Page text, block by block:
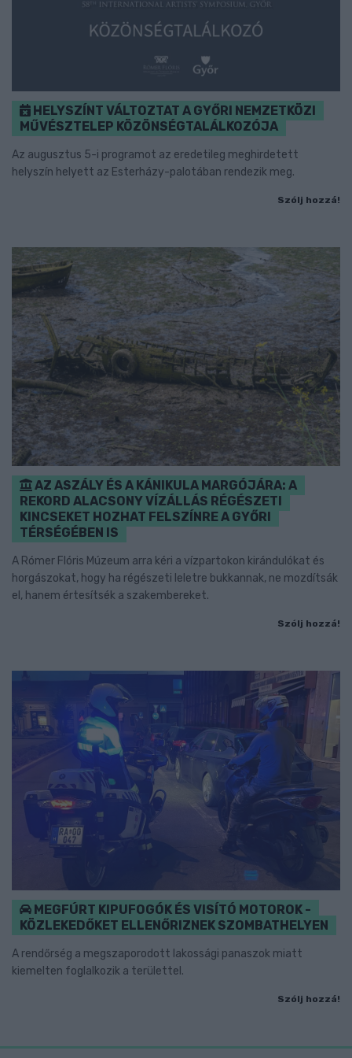
HELYSZÍNT VÁLTOZTAT A GYŐRI NEMZETKÖZI
MŰVÉSZTELEP KÖZÖNSÉGTALÁLKOZÓJA
Az augusztus 5-i programot az eredetileg meghirdetett
helyszín helyett az Esterházy-palotában rendezik meg.
Szólj hozzá!
AZ ASZÁLY ÉS A KÁNIKULA MARGÓJÁRA: A
REKORD ALACSONY VÍZÁLLÁS RÉGÉSZETI
KINCSEKET HOZHAT FELSZÍNRE A GYŐRI
TÉRSÉGÉBEN IS
A Rómer Flóris Múzeum arra kéri a vízpartokon kirándulókat és
horgászokat, hogy ha régészeti leletre bukkannak, ne mozdítsák
el, hanem értesítsék a szakembereket.
Szólj hozzá!
MEGFÚRT KIPUFOGÓK ÉS VISÍTÓ MOTOROK -
KÖZLEKEDŐKET ELLENŐRIZNEK SZOMBATHELYEN
A rendőrség a megszaporodott lakossági panaszok miatt
kiemelten foglalkozik a területtel.
Szólj hozzá!